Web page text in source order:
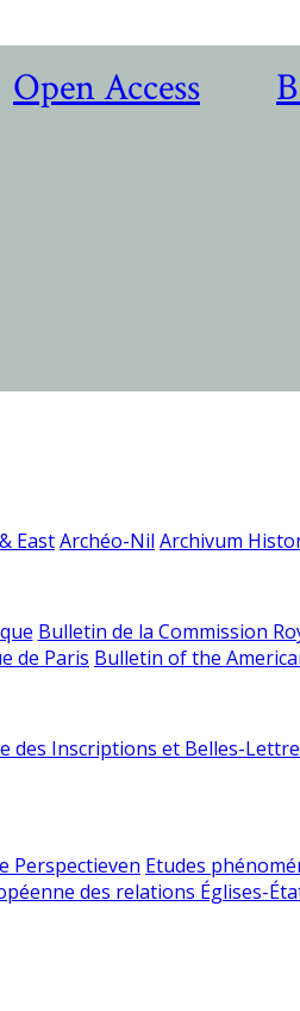
Open Access
EastArchéo-Nil Archivum
Bulletin de la Commission
de Paris Bulletin of the
des Inscriptions et Belles-
Perspectieven Etudes
des relations Églises-